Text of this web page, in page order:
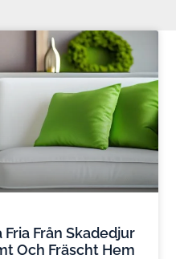
Från Skadedjur
Och Fräscht Hem